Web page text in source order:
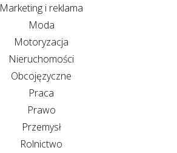
Marketing i reklama
Moda
Motoryzacja
Nieruchomości
Obcojęzyczne
Praca
Prawo
Przemysł
Rolnictwo